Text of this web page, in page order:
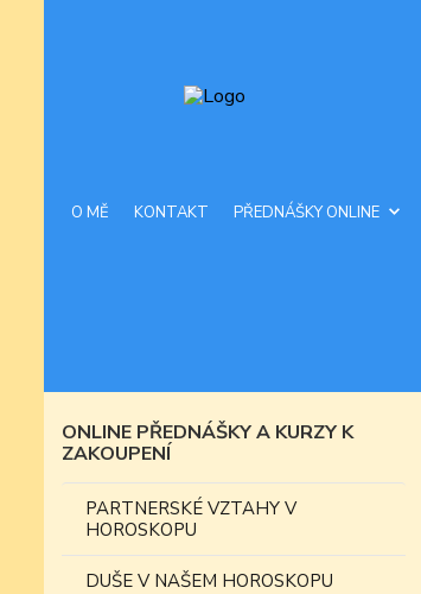
O MĚ KONTAKT PŘEDNÁŠKY ONLINE
ONLINE PŘEDNÁŠKY A KURZY K
ZAKOUPENÍ
PARTNERSKÉ VZTAHY V
HOROSKOPU
DUŠE V NAŠEM HOROSKOPU